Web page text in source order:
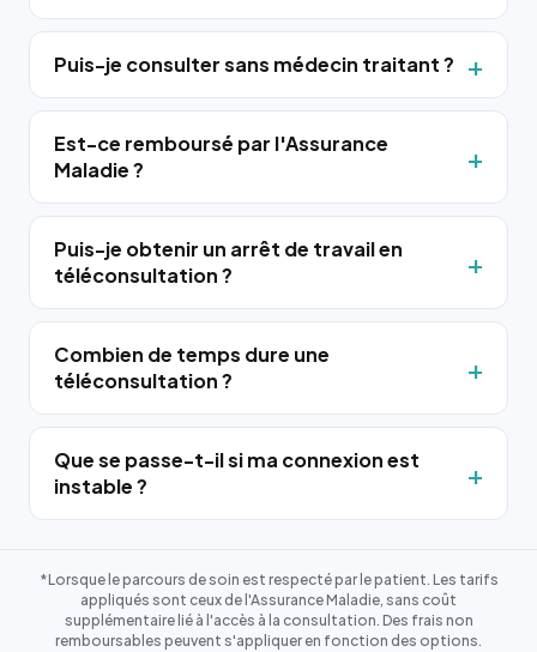
Puis-je consulter sans médecin traitant ?
Est-ce remboursé par l'Assurance
Maladie ?
Puis-je obtenir un arrêt de travail en
téléconsultation ?
Combien de temps dure une
téléconsultation ?
Que se passe-t-il si ma connexion est
instable ?
*Lorsque le parcours de soin est respecté par le patient. Les tarifs
appliqués sont ceux de l'Assurance Maladie, sans coût
supplémentaire lié à l'accès à la consultation. Des frais non
remboursables peuvent s'appliquer en fonction des options.